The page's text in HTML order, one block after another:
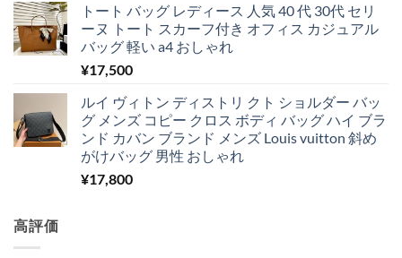
トート バッグ レディース 人気 40 代 30代 セリ
ーヌ トート スカーフ付き オフィス カジュアル
バッグ 軽い a4 おしゃれ
¥17,500
ルイ ヴィトン ディストリ クト ショルダー バッ
グ メンズ コピー クロス ボディ バッグ ハイ ブラ
ンド カバン ブランド メンズ Louis vuitton 斜め
がけバッグ 男性 おしゃれ
¥17,800
高評価